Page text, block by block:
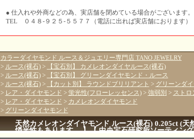
● 仕入れや外商などの為、実店舗を閉めている場合がございます
TEL ０４８-９２５-５５７７（電話に出れば実店舗におります）
カラーダイヤモンド ルース＆ジュエリー専門店 TANO JEWELRY
> ルース(裸石)>
【宝石別】 カメレオンダイヤルース(裸石)
> ルース(裸石)>
【宝石別】 グリーンダイヤモンド・ルース
> ルース(裸石)> 【カット別】 ラウンドブリリアント > グリーンダ
> レア・ダイヤモンド > 蛍光性(フローレッセンス)> 強弱別 > ストロ
> レア・ダイヤモンド > カメレオンダイヤモンド
> グリーンダイヤモンド
天然カメレオンダイヤモンド ルース(裸石) 0.205ct (天
燐光性もあります。 】【 中央宝石研究所ソーティン